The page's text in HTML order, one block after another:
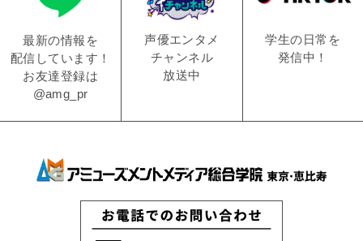
最新の情報を
配信しています！
お友達登録は
@amg_pr
声優エンタメ
チャンネル
放送中
学生の日常を
発信中！